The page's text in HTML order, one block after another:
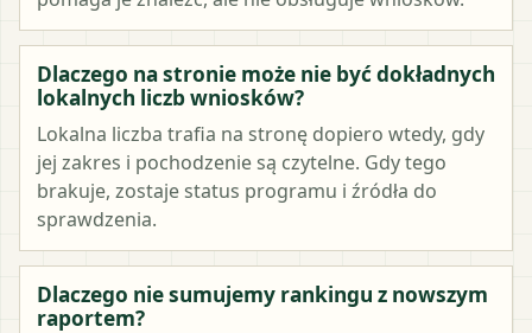
Dlaczego na stronie może nie być dokładnych
lokalnych liczb wniosków?
Lokalna liczba trafia na stronę dopiero wtedy, gdy
jej zakres i pochodzenie są czytelne. Gdy tego
brakuje, zostaje status programu i źródła do
sprawdzenia.
Dlaczego nie sumujemy rankingu z nowszym
raportem?